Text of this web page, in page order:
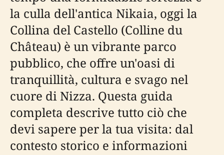
la culla dell'antica Nikaia, oggi la
Collina del Castello (Colline du
Château) è un vibrante parco
pubblico, che offre un'oasi di
tranquillità, cultura e svago nel
cuore di Nizza. Questa guida
completa descrive tutto ciò che
devi sapere per la tua visita: dal
contesto storico e informazioni